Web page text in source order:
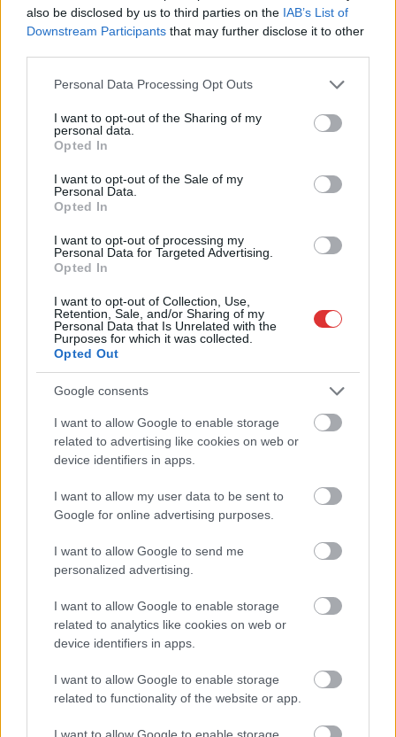
also be disclosed by us to third parties on the IAB’s List of
Downstream Participants that may further disclose it to other
Please note that this website/app uses one or more Google
not limited to your visit or usage behaviour. You may click to
grant or deny consent to Google and its third-party tags to
use your data for below specified purposes in below Google
consent section.
Personal Data Processing Opt Outs
I want to opt-out of the Sharing of my
personal data.
Opted In
I want to opt-out of the Sale of my
Personal Data.
Opted In
I want to opt-out of processing my
Personal Data for Targeted Advertising.
Opted In
I want to opt-out of Collection, Use,
Retention, Sale, and/or Sharing of my
Personal Data that Is Unrelated with the
Purposes for which it was collected.
Opted Out
Google consents
I want to allow Google to enable storage
related to advertising like cookies on web or
device identifiers in apps.
I want to allow my user data to be sent to
Google for online advertising purposes.
I want to allow Google to send me
personalized advertising.
I want to allow Google to enable storage
related to analytics like cookies on web or
device identifiers in apps.
I want to allow Google to enable storage
related to functionality of the website or app.
I want to allow Google to enable storage
2026.08.04. Horváth Zsolt
Mentők és rendőrök lepték el az Ady Endre utat, egy
kerékpáros is érintett
reggel a szolnoki Ady Endre úton. A belvárosban...
Kék hírek
Hírlevél feliratkozás
Adja
meg e-mail címét:
Nem szeretne lemaradni semmiről? Csak egy kattintás, és hírlevelünk a
legfrissebb információkkal és exkluzív tartalmakkal hétről hétre
postaládájába érkezik!